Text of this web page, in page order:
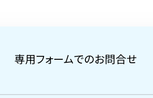
専用フォームでのお問合せ